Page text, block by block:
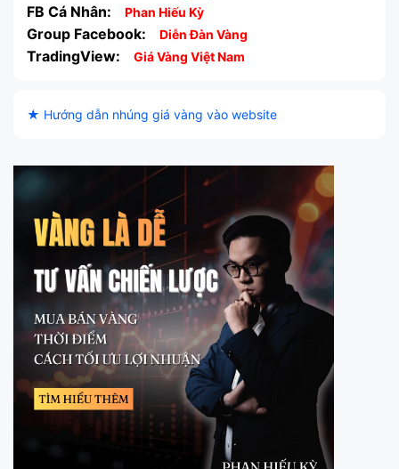
FB Cá Nhân: Phan Hiếu Kỳ
Group Facebook: Diễn Đàn Vàng
TradingView: Giá Vàng Việt Nam
★ Hướng dẫn nhúng giá vàng vào website